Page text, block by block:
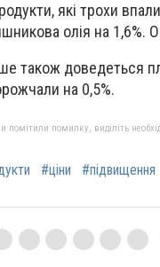
які трохи
олія на 1,6%.
також доведеться
на 0,5%.
помітили помилку, виділіть
#ціни #підвищення